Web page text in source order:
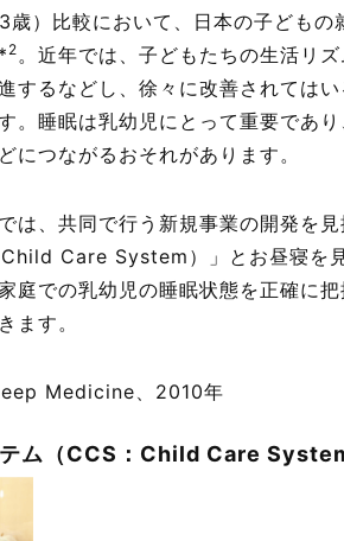
歳）比較において、日本の子ども
2 。近年では、子どもたちの生活リ
するなどし、徐々に改善されては
。睡眠は乳幼児にとって重要であ
につながるおそれがあります。
は、共同で行う新規事業の開発を
Care System）」とお昼寝を
庭での乳幼児の睡眠状態を正確に
ます。
Medicine、2010年
ム（CCS：Child Care